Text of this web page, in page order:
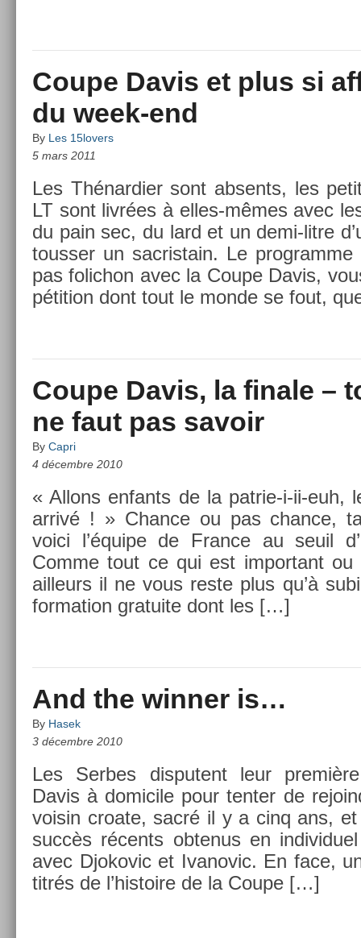
Coupe Davis et plus si
du week-end
By Les 15lovers
5 mars 2011
Les Thénar­di­er sont ab­sents, les
LT sont livrées à elles-mêmes avec
du pain sec, du lard et un demi-litre
touss­er un sac­ristain. Le pro­gram­me
pas folic­hon avec la Coupe Davis,
péti­tion dont tout le monde se fout,
Coupe Davis, la finale –
ne faut pas savoir
By Capri
4 décembre 2010
« Al­lons en­fants de la patrie-i-ii-euh,
arrivé ! » Chan­ce ou pas chan­ce,
voici l’équipe de Fran­ce au seuil
Comme tout ce qui est im­por­tant
ail­leurs il ne vous reste plus qu’à
forma­tion gratuite dont les […]
And the winner is…
By Hasek
3 décembre 2010
Les Ser­bes dis­putent leur
Davis à domicile pour tent­er de
voisin croate, sacré il y a cinq ans,
succès récents ob­tenus en
avec Djokovic et Ivanovic. En face,
titrés de l’his­toire de la Coupe […]